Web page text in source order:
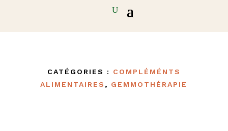
CATÉGORIES : COMPLÉMÉNTS
ALIMENTAIRES , GEMMOTHÉRAPIE